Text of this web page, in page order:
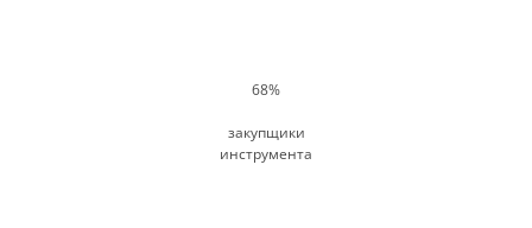
68%
закупщики
инструмента